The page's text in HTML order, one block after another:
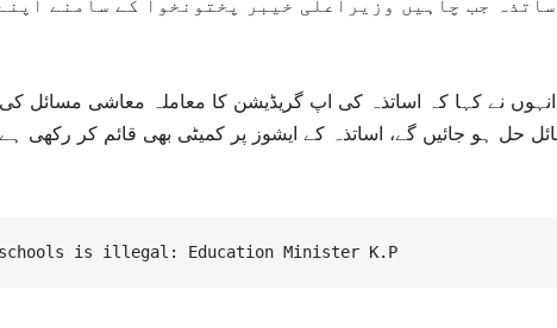
جب چاہیں وزیراعلی خیبر پختونخوا کے سامنے
انہوں نے کہا کہ اساتذہ کی اپ گریڈیشن کا معاملہ معاشی مسائل
حل ہو جائیں گے، اساتذہ کے ایشوز پر کمیٹی بھی قائم کر رکھی
is illegal: Education Minister K.P